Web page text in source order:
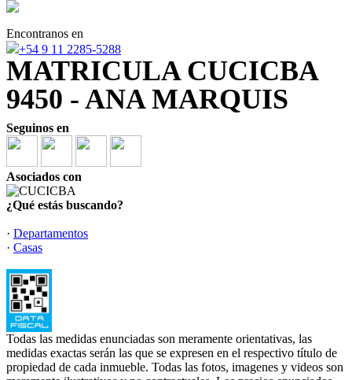
Encontranos en
+54 9 11 2285-5288
MATRICULA CUCICBA
9450 - ANA MARQUIS
Seguinos en
Asociados con
¿Qué estás buscando?
· Departamentos
· Casas
Todas las medidas enunciadas son meramente orientativas, las
medidas exactas serán las que se expresen en el respectivo título de
propiedad de cada inmueble. Todas las fotos, imagenes y videos son